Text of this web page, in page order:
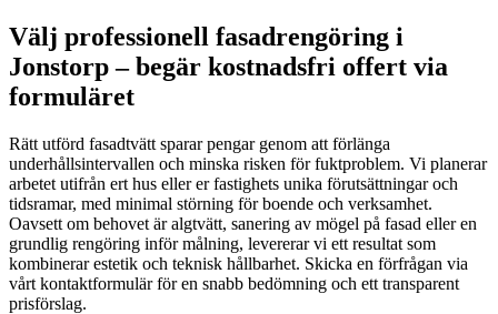
Välj professionell fasadrengöring i
Jonstorp – begär kostnadsfri offert via
formuläret
Rätt utförd fasadtvätt sparar pengar genom att förlänga
underhållsintervallen och minska risken för fuktproblem. Vi planerar
arbetet utifrån ert hus eller er fastighets unika förutsättningar och
tidsramar, med minimal störning för boende och verksamhet.
Oavsett om behovet är algtvätt, sanering av mögel på fasad eller en
grundlig rengöring inför målning, levererar vi ett resultat som
kombinerar estetik och teknisk hållbarhet. Skicka en förfrågan via
vårt kontaktformulär för en snabb bedömning och ett transparent
prisförslag.